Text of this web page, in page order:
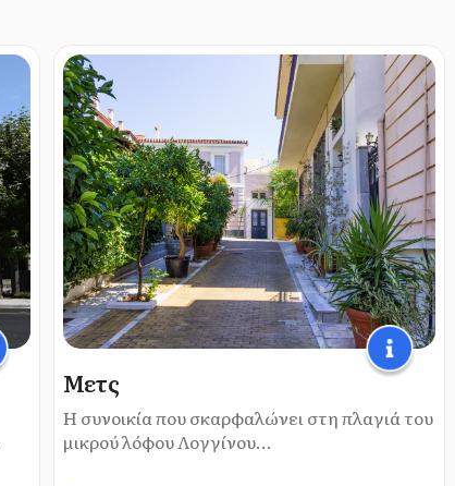
Μετς
Η συνοικία που σκαρφαλώνει στη πλαγιά του
μικρού λόφου Λογγίνου...